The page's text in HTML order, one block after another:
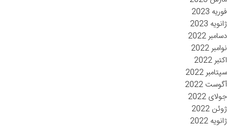
فوریه 2023
ژانویه 2023
دسامبر 2022
نوامبر 2022
اکتبر 2022
سپتامبر 2022
آگوست 2022
جولای 2022
ژوئن 2022
ژانویه 2022